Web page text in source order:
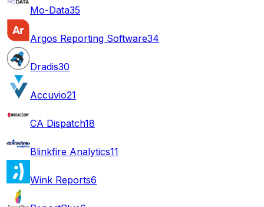
Mo-Data35
Argos Reporting Software34
Dradis30
Accuvio21
CA Dispatch18
Blinkfire Analytics11
Wink Reports6